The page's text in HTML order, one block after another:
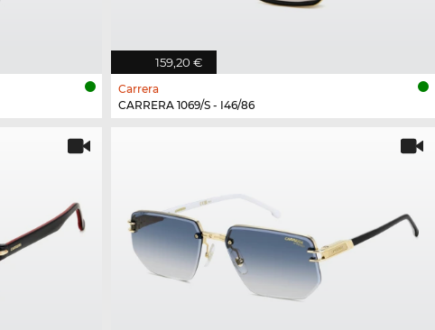
159,20 €
Carrera
CARRERA 1069/S - I46/86